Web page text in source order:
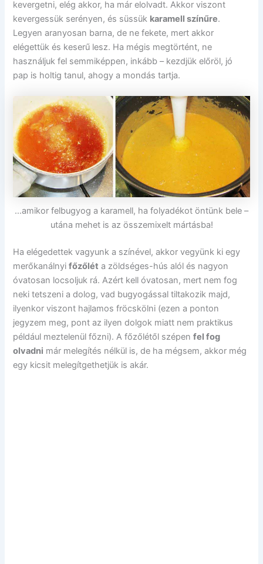
kevergetni, elég akkor, ha már elolvadt. Akkor viszont
kevergessük serényen, és süssük karamell színűre.
Legyen aranyosan barna, de ne fekete, mert akkor
elégettük és keserű lesz. Ha mégis megtörtént, ne
használjuk fel semmiképpen, inkább – kezdjük előröl, jó
pap is holtig tanul, ahogy a mondás tartja.
…amikor felbugyog a karamell, ha folyadékot öntünk bele –
utána mehet is az összemixelt mártásba!
Ha elégedettek vagyunk a színével, akkor vegyünk ki egy
merőkanálnyifőzőlét a zöldséges-hús alól és nagyon
óvatosan locsoljuk rá. Azért kell óvatosan, mert nem fog
neki tetszeni a dolog, vad bugyogással tiltakozik majd,
ilyenkor viszont hajlamos fröcskölni (ezen a ponton
jegyzem meg, pont az ilyen dolgok miatt nem praktikus
például meztelenül főzni). A főzőlétől szépenfel fog
olvadni már melegítés nélkül is, de ha mégsem, akkor még
egy kicsit melegítgethetjük is akár.